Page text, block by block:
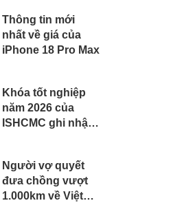
Liệu" Tốn Kém
Thông tin mới
nhất về giá của
iPhone 18 Pro Max
Khóa tốt nghiệp
năm 2026 của
ISHCMC ghi nhận
và điểm trung bình
toàn khóa đạt 34,5
Người vợ quyết
đưa chồng vượt
1.000km về Việt